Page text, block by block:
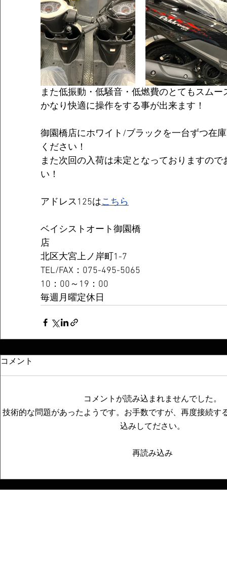
また低振動・低騒音・低燃費のとてもスム
かなり快適に操作をする事が出来ます！
御園橋店にホワイト/ブラックを一台ずつ在
ください！
また次回の入荷は未定となっておりますの
い！
アドレス125はこちら
ベイシストオート御園橋
店　　　　　　　　　　　　　　　　　　
北区大宮上ノ岸町1-7
TEL/FAX：075-495-5065
10：00～19：00
毎週月曜定休日
コメント
コメントが読み込まれませんでした。
技術的な問題があったようです。お手数ですが、再度接続す
込みしてださい。
再読み込み